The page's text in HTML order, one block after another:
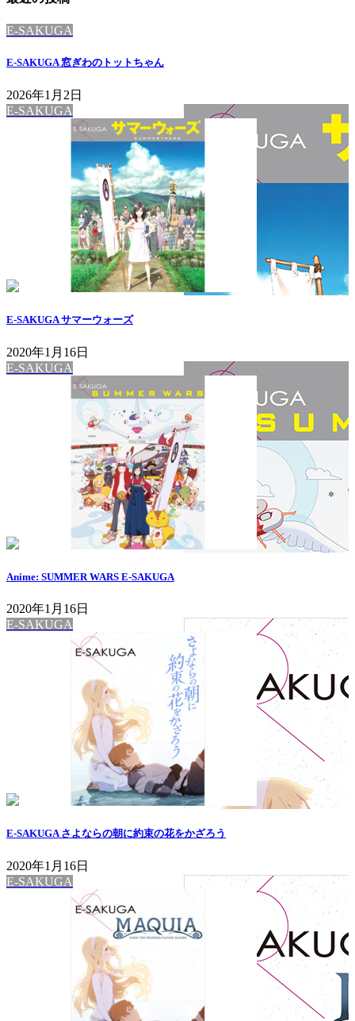
E-SAKUGA
E-SAKUGA 窓ぎわのトットちゃん
2026年1月2日
E-SAKUGA
E-SAKUGA サマーウォーズ
2020年1月16日
E-SAKUGA
Anime: SUMMER WARS E-SAKUGA
2020年1月16日
E-SAKUGA
E-SAKUGA さよならの朝に約束の花をかざろう
2020年1月16日
E-SAKUGA